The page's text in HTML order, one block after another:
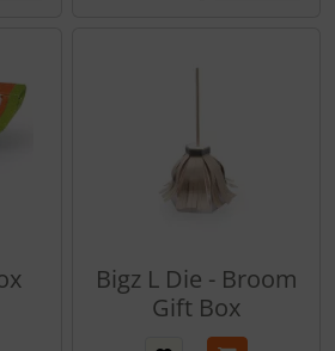
Bigz L Die - Broom
Gift Box